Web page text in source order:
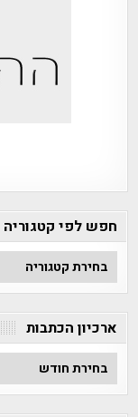
חפש לפי קטגוריה
חפש
לפי
קטגוריה
ארכיון הכתבות
ארכיון
הכתבות